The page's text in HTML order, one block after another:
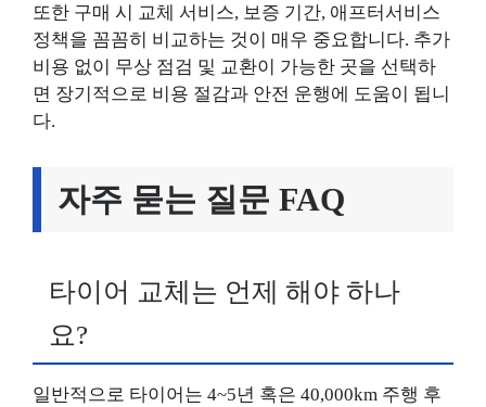
또한 구매 시 교체 서비스, 보증 기간, 애프터서비스
정책을 꼼꼼히 비교하는 것이 매우 중요합니다. 추가
비용 없이 무상 점검 및 교환이 가능한 곳을 선택하
면 장기적으로 비용 절감과 안전 운행에 도움이 됩니
다.
자주 묻는 질문 FAQ
타이어 교체는 언제 해야 하나
요?
일반적으로 타이어는 4~5년 혹은 40,000km 주행 후